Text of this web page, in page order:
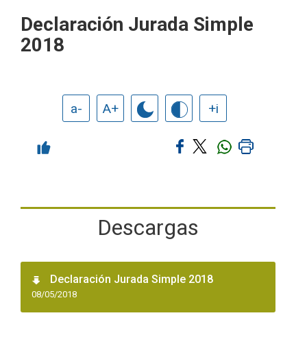
Declaración Jurada Simple
2018
a- A+ +i
Descargas
Declaración Jurada Simple 2018
08/05/2018